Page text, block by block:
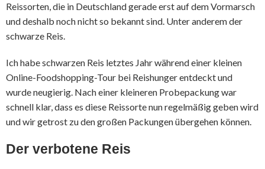
Reissorten, die in Deutschland gerade erst auf dem Vormarsch
und deshalb noch nicht so bekannt sind. Unter anderem der
schwarze Reis.
Ich habe schwarzen Reis letztes Jahr während einer kleinen
Online-Foodshopping-Tour bei Reishunger entdeckt und
wurde neugierig. Nach einer kleineren Probepackung war
schnell klar, dass es diese Reissorte nun regelmäßig geben wird
und wir getrost zu den großen Packungen übergehen können.
Der verbotene Reis